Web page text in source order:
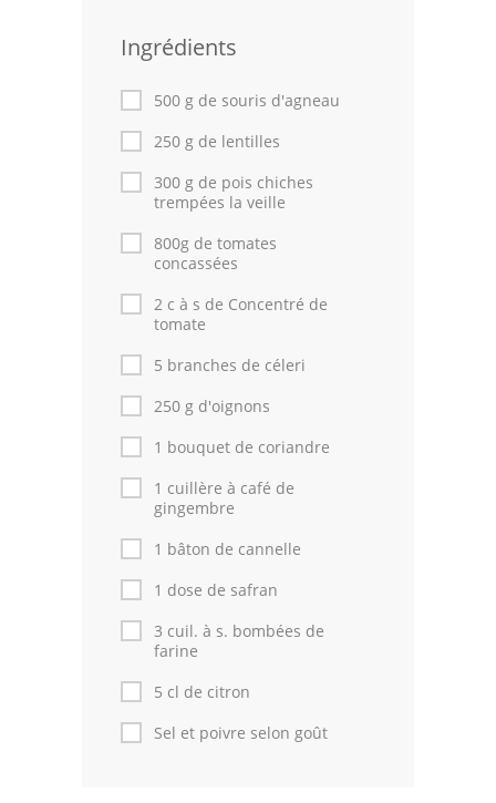
Cuisines Orientales
Recettes marocaine
Cuisine Algérienne
Cuisine Juive
Cuisine Libanaise
Articles
Actualités
Astuces de cuisine
Leçons de cuisine
Fêtes Religieuses
Chefs
Forum
Thèmes
Espace Personnel
Ingrédients
500 g de souris d'agneau
250 g de lentilles
300 g de pois chiches
trempées la veille
800g de tomates
concassées
2 c à s de Concentré de
tomate
5 branches de céleri
250 g d'oignons
1 bouquet de coriandre
1 cuillère à café de
gingembre
1 bâton de cannelle
1 dose de safran
3 cuil. à s. bombées de
farine
5 cl de citron
Sel et poivre selon goût